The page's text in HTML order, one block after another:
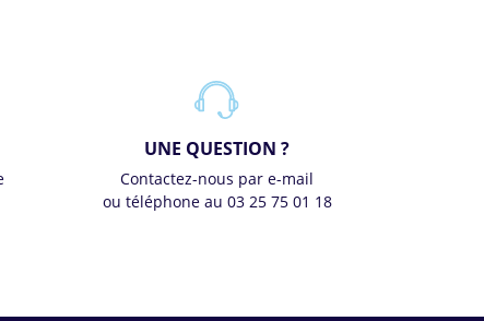
UNE QUESTION ?
Contactez-nous par e-mail
ou téléphone au 03 25 75 01 18